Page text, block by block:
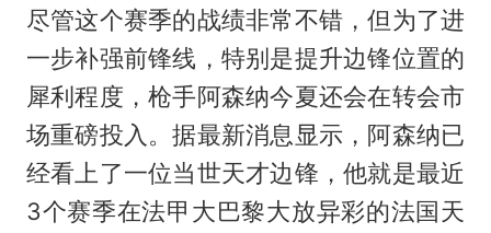
尽管这个赛季的战绩非常不错，但为了进
一步补强前锋线，特别是提升边锋位置的
犀利程度，枪手阿森纳今夏还会在转会市
场重磅投入。据最新消息显示，阿森纳已
经看上了一位当世天才边锋，他就是最近
3个赛季在法甲大巴黎大放异彩的法国天